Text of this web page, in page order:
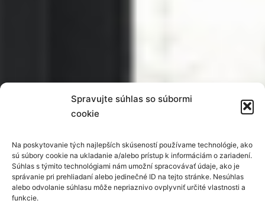
Spravujte súhlas so súbormi
cookie
Na poskytovanie tých najlepších skúseností používame technológie, ako
sú súbory cookie na ukladanie a/alebo prístup k informáciám o zariadení.
Súhlas s týmito technológiami nám umožní spracovávať údaje, ako je
správanie pri prehliadaní alebo jedinečné ID na tejto stránke. Nesúhlas
alebo odvolanie súhlasu môže nepriaznivo ovplyvniť určité vlastnosti a
funkcie.